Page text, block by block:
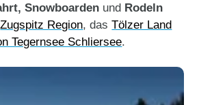
Snowboarden und Rodeln
Zugspitz Region, dasTölzer Land
Tegernsee Schliersee.